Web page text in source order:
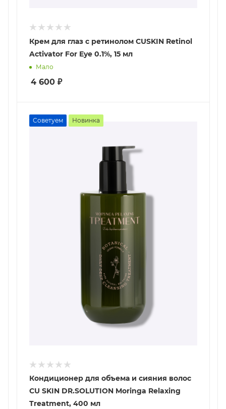
Крем для глаз с ретинолом CUSKIN Retinol
Activator For Eye 0.1%, 15 мл
Мало
4 600 ₽
Советуем Новинка
Кондиционер для объема и сияния волос
CU SKIN DR.SOLUTION Moringa Relaxing
Treatment, 400 мл